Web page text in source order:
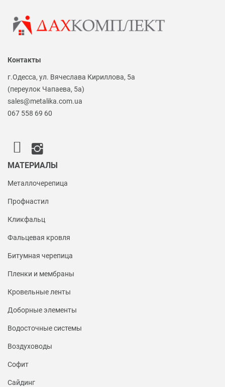
Контакты
г.Одесса, ул. Вячеслава Кириллова, 5а
(переулок Чапаева, 5а)
sales@metalika.com.ua
067 558 69 60
МАТЕРИАЛЫ
Металлочерепица
Профнастил
Кликфальц
Фальцевая кровля
Битумная черепица
Пленки и мембраны
Кровельные ленты
Доборные элементы
Водосточные системы
Воздуховоды
Софит
Сайдинг